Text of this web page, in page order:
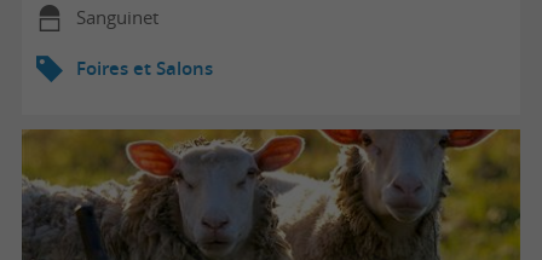
Sanguinet
Foires et Salons